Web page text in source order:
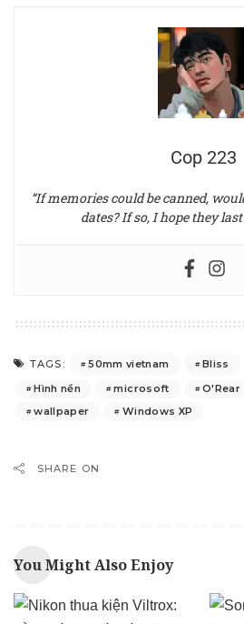
Cop 223
“If memories could be canned,
dates? If so, I hope they
TAGS: 50mm vietnam Bliss
Hình nền
microsoft O'Rear
wallpaper
Windows XP
SHARE ON
You Might Also Enjoy